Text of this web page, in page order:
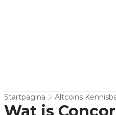
Startpagina Altcoins
Wat is